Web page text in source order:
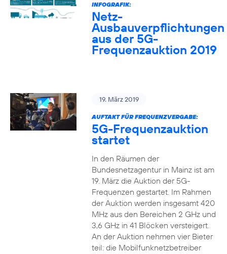
INFOGRAFIK:
Netz-
Ausbauverpflichtungen
aus der 5G-
Frequenzauktion 2019
19. März 2019
AUFTAKT FÜR FREQUENZVERGABE:
5G-Frequenzauktion
startet
In den Räumen der
Bundesnetzagentur in Mainz ist am
19. März die Auktion der 5G-
Frequenzen gestartet. Im Rahmen
der Auktion werden insgesamt 420
MHz aus den Bereichen 2 GHz und
3,6 GHz in 41 Blöcken versteigert.
An der Auktion nehmen vier Bieter
teil: die Mobilfunknetzbetreiber